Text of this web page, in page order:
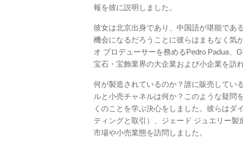
報を彼に説明しました。
彼女は北京出身であり、中国語が堪能であ
機会になるだろうことに彼らはまもなく気
オ プロデューサーを務めるPedro Padua、
宝石・宝飾業界の大企業および小企業を訪
何が製造されているのか？誰に販売してい
ルと小売チャネルは何か？このような疑問
くのことを学ぶ決心をしました。彼らはダ
ティングと取引）、ジェード ジュエリー
市場や小売業態を訪問しました。